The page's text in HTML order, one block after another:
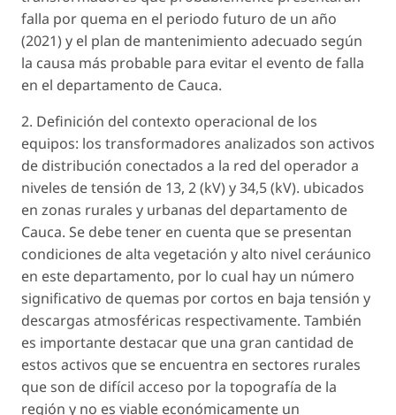
falla por quema en el periodo futuro de un año
(2021) y el plan de mantenimiento adecuado según
la causa más probable para evitar el evento de falla
en el departamento de Cauca.
2. Definición del contexto operacional de los
equipos: los transformadores analizados son activos
de distribución conectados a la red del operador a
niveles de tensión de 13, 2 (kV) y 34,5 (kV). ubicados
en zonas rurales y urbanas del departamento de
Cauca. Se debe tener en cuenta que se presentan
condiciones de alta vegetación y alto nivel ceráunico
en este departamento, por lo cual hay un número
significativo de quemas por cortos en baja tensión y
descargas atmosféricas respectivamente. También
es importante destacar que una gran cantidad de
estos activos que se encuentra en sectores rurales
que son de difícil acceso por la topografía de la
región y no es viable económicamente un